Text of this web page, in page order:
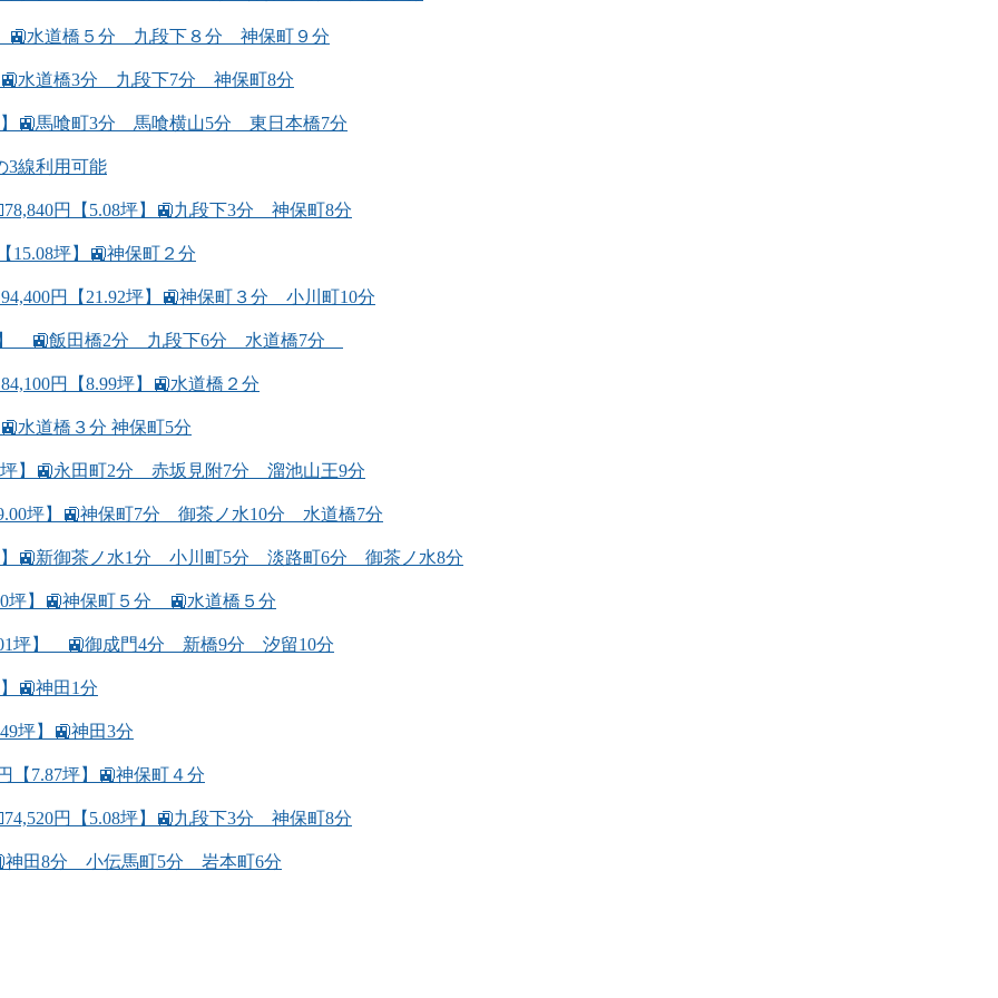
】🚉水道橋５分 九段下８分 神保町９分
🚉水道橋3分 九段下7分 神保町8分
】🚉馬喰町3分 馬喰横山5分 東日本橋7分
3線利用可能
円【5.08坪】🚉九段下3分 神保町8分
15.08坪】🚉神保町２分
円【21.92坪】🚉神保町３分 小川町10分
】 🚉飯田橋2分 九段下6分 水道橋7分
円【8.99坪】🚉水道橋２分
水道橋３分 神保町5分
坪】🚉永田町2分 赤坂見附7分 溜池山王9分
坪】🚉神保町7分 御茶ノ水10分 水道橋7分
】🚉新御茶ノ水1分 小川町5分 淡路町6分 御茶ノ水8分
坪】🚉神保町５分 🚉水道橋５分
坪】 🚉御成門4分 新橋9分 汐留10分
🚉神田1分
坪】🚉神田3分
【7.87坪】🚉神保町４分
円【5.08坪】🚉九段下3分 神保町8分
神田8分 小伝馬町5分 岩本町6分